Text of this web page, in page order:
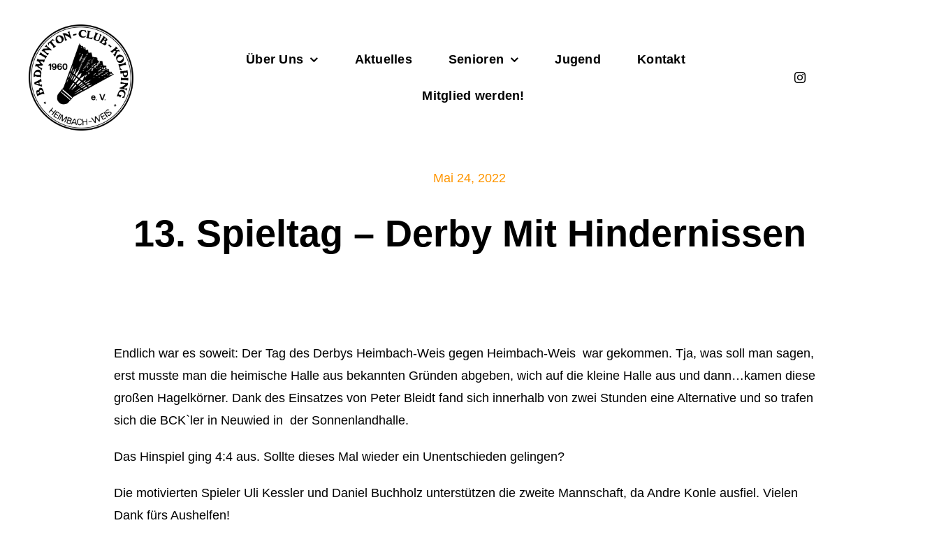
springen
Über Uns Aktuelles Senioren Jugend Kontakt
Mitglied werden!
Mai 24, 2022
13. Spieltag – Derby Mit Hindernissen
Endlich war es soweit: Der Tag des Derbys Heimbach-Weis gegen Heimbach-Weis war gekommen. Tja, was soll man sagen,
erst musste man die heimische Halle aus bekannten Gründen abgeben, wich auf die kleine Halle aus und dann…kamen diese
großen Hagelkörner. Dank des Einsatzes von Peter Bleidt fand sich innerhalb von zwei Stunden eine Alternative und so trafen
sich die BCK`ler in Neuwied in der Sonnenlandhalle.
Das Hinspiel ging 4:4 aus. Sollte dieses Mal wieder ein Unentschieden gelingen?
Die motivierten Spieler Uli Kessler und Daniel Buchholz unterstützen die zweite Mannschaft, da Andre Konle ausfiel. Vielen
Dank fürs Aushelfen!